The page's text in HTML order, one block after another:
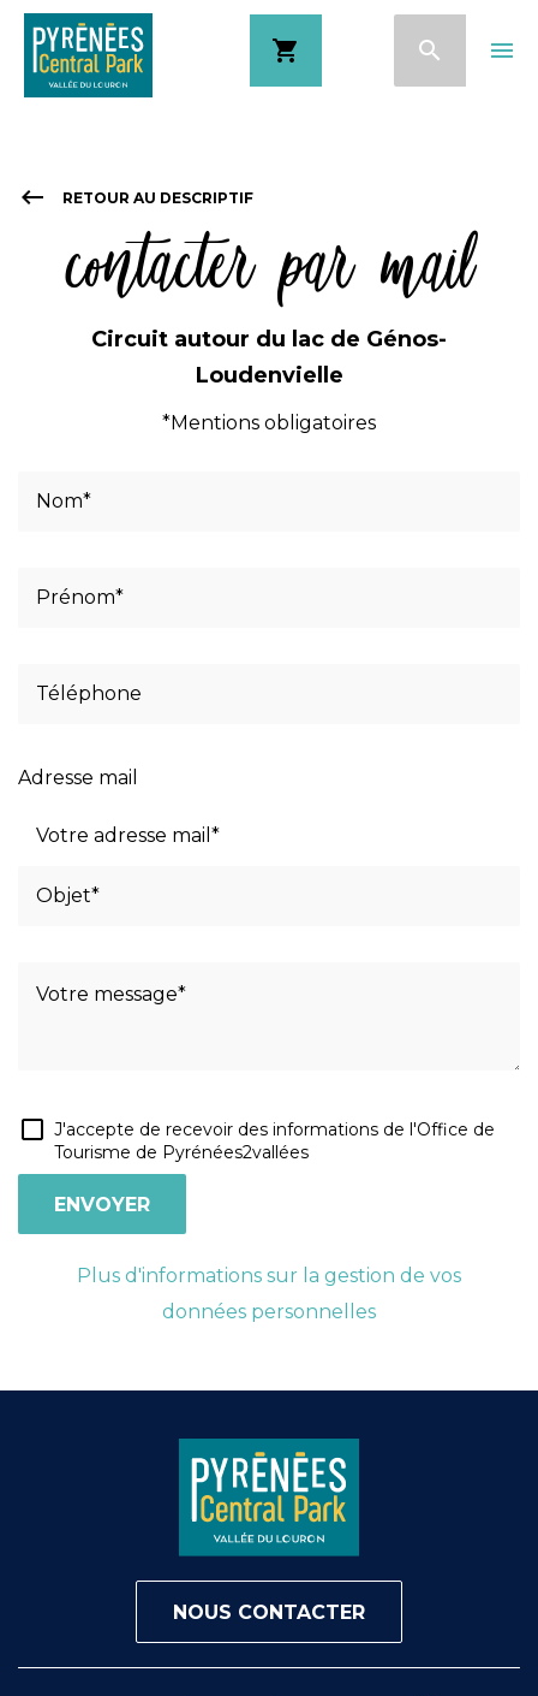
Aller
contenu
search menu
shopping_cart
keyboard_backspace RETOUR AU DESCRIPTIF
contacter par mail
Circuit autour du lac de Génos-
Loudenvielle
*Mentions obligatoires
Adresse mail
J'accepte de recevoir des informations de l'Office de
Tourisme de Pyrénées2vallées
Plus d'informations sur la gestion de vos
données personnelles
NOUS CONTACTER